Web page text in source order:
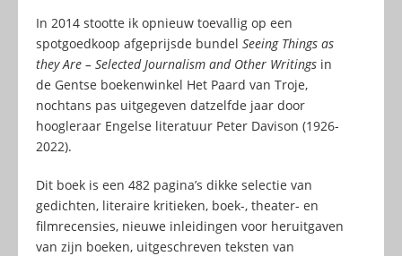
In 2014 stootte ik opnieuw toevallig op een
spotgoedkoop afgeprijsde bundel Seeing Things as
they Are – Selected Journalism and Other Writings in
de Gentse boekenwinkel Het Paard van Troje,
nochtans pas uitgegeven datzelfde jaar door
hoogleraar Engelse literatuur Peter Davison (1926-
2022).
Dit boek is een 482 pagina’s dikke selectie van
gedichten, literaire kritieken, boek-, theater- en
filmrecensies, nieuwe inleidingen voor heruitgaven
van zijn boeken, uitgeschreven teksten van